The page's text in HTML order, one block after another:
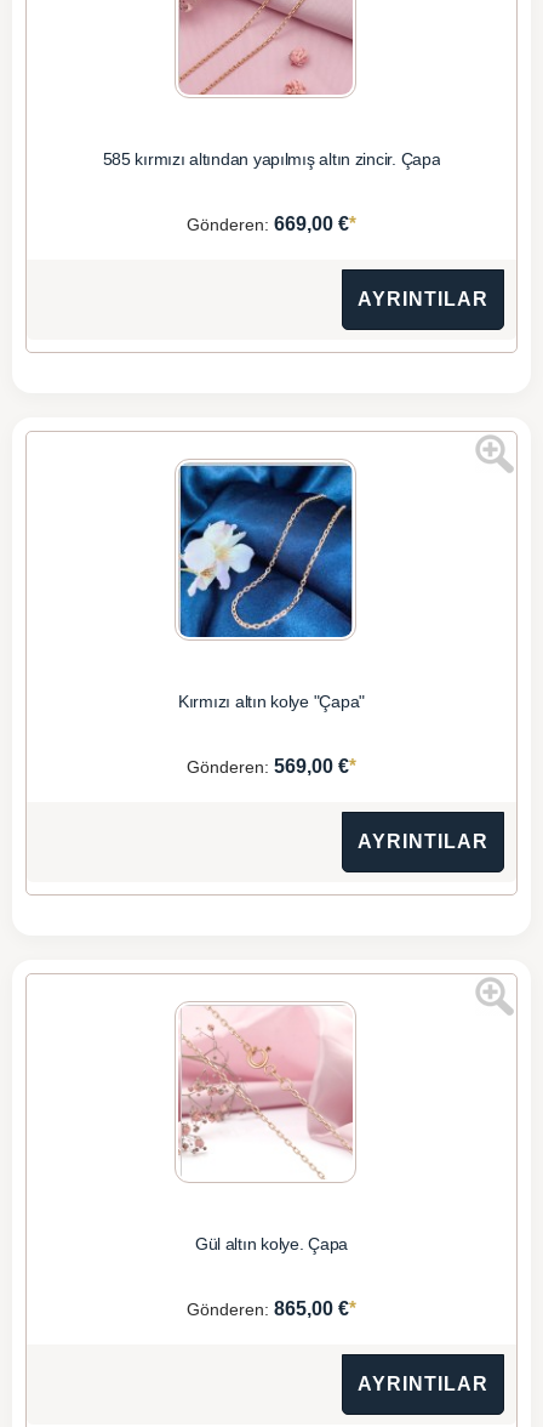
585 kırmızı altından yapılmış altın zincir. Çapa
Gönderen: 669,00 €*
AYRINTILAR
Kırmızı altın kolye "Çapa"
Gönderen: 569,00 €*
AYRINTILAR
Gül altın kolye. Çapa
Gönderen: 865,00 €*
AYRINTILAR